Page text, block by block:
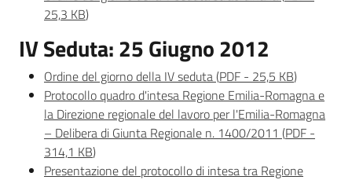
25,3 KB)
IV Seduta: 25 Giugno 2012
Ordine del giorno della IV seduta(PDF - 25,5 KB)
Protocollo quadro d'intesa Regione Emilia-Romagna e
la Direzione regionale del lavoro per l'Emilia-Romagna
– Delibera di Giunta Regionale n. 1400/2011 (PDF -
314,1 KB)
Presentazione del protocollo di intesa tra Regione